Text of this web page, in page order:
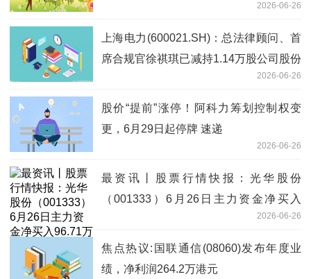
2026-06-26
上海电力(600021.SH)：总法律顾问、首
席合规官徐祺琪已减持1.14万股公司股份
2026-06-26
股价“提前”涨停！阿科力筹划控制权变
更，6月29日起停牌 速递
2026-06-26
最资讯丨股票行情快报：光华股份
（001333）6月26日主力资金净买入
2026-06-26
焦点热议:国联通信(08060)发布年度业
绩，净利润264.2万港元